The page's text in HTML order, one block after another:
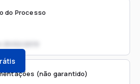
do Processo
(não garantido)